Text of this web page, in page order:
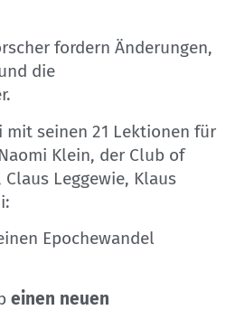
fordern Änderungen,
die
mit seinen 21 Lektionen für
Klein, der Club of
Claus Leggewie, Klaus
Epochewandel
einen neuen